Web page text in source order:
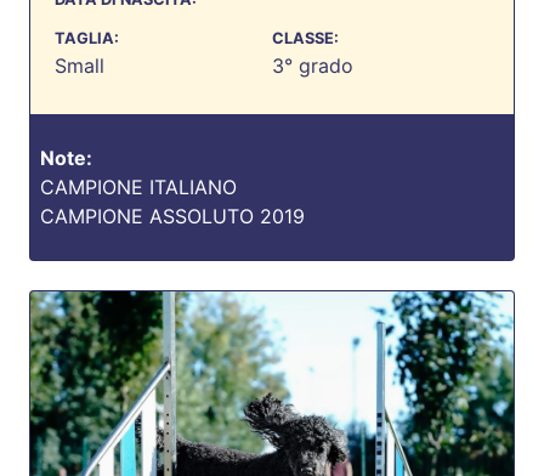
TAGLIA:
Small
CLASSE:
3° grado
Note:
CAMPIONE ITALIANO
CAMPIONE ASSOLUTO 2019